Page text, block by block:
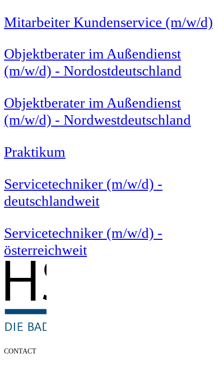
Mitarbeiter Kundenservice (m/w/d)
Objektberater im Außendienst
(m/w/d) - Nordostdeutschland
Objektberater im Außendienst
(m/w/d) - Nordwestdeutschland
Praktikum
Servicetechniker (m/w/d) -
deutschlandweit
Servicetechniker (m/w/d) -
österreichweit
CONTACT